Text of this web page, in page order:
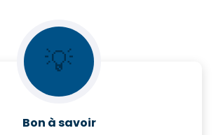
💡
Bon à savoir